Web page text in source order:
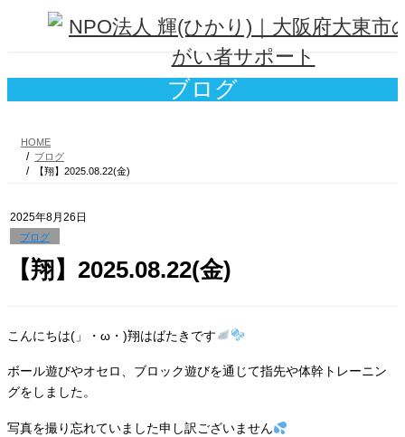
ツ
シ
ブログ
HOME
ブログ
【翔】2025.08.22(金)
2025年8月26日
ブログ
【翔】2025.08.22(金)
こんにちは(」・ω・)翔はばたきです
ボール遊びやオセロ、ブロック遊びを通じて指先や体幹トレーニン
グをしました。
写真を撮り忘れていました申し訳ございません